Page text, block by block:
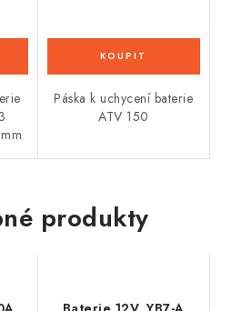
Páska k uchycení baterie
ATV 150
produkty